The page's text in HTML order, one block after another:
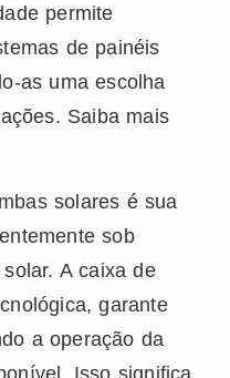
permite
de painéis
as uma escolha
Saiba mais
solares é sua
sob
A caixa de
garante
a operação da
Isso significa